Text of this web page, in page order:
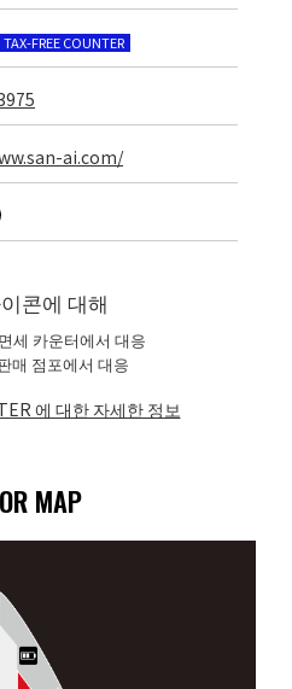
TAX-FREE COUNTER
ai.com/
콘에 대해
세 카운터에서 대응
매 점포에서 대응
에 대한 자세한 정보​
MAP